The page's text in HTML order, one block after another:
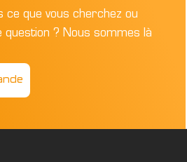
ce que vous cherchez ou
question ? Nous sommes là